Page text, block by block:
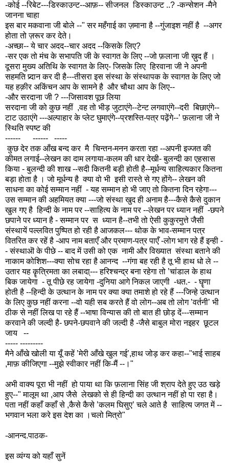
-कोई --रिबेट---डिस्काउन्ट--आफ़-- सीजनल डिस्काउन्ट ..? -कन्सेशन -मैने
जानना चाहा
इस बार मकवाना जी बोले --" सर महँगाई का ज़माना है --गुंजाइश नहीं है --अगर
होता तो ज़रूर कर देते।
-अच्छा-- ये चार अदद--चार अदद --किसके लिए?
-सर एक तो मंच के सभापति जी के स्वागत के लिए --जो फ़लाना जी ख़ुद हैं ।
दूसरा मुख्य अतिथि के स्वागत के लिए- जिसके लिए हिरवाना जी ने अपनी
सहमति प्र्दान कर दी है---तीसरा इस संस्था के संस्थापक के स्वागत के लिए जो
यह हक़ीर अकिंचन आप के सामने है और चौथा आप के लिए--
-और सरदाना जी ? ---जिसावश पूछ लिया
सरदाना जी को कुछ नहीं ,वह तो भीड़ जुटाएंगे--टेन्ट लगवाएंगे--दरी बिछाएंगे--
टाट उठाएंगे ---अल्पाहार के प्लेट घुमाएंगे--प्रशस्ति-पत्र पढ़ेंगे--’ फ़लाना जी ने
स्थिति स्पष्ट की
------
------
-----
कुछ देर तक आँख बन्द कर मै चिन्तन-मनन करता रहा --अपनी इज्जत की
कीमत लगाई--लेखन का दाम लगाया-कलम की धार देखी- बुलन्दी का एहसास
किया - बुलन्दी की शाख --सदी कितनी बड़ी होती है--मूर्धन्य साहित्यकार कितना
बड़ा होता है । जो मूर्धन्य है क्या वो भी इसी रास्ते से गए होंगे-- लेखन की
साधना का कोई सम्मान नहीं - यह सम्मान हो भी जाए तो कितना दिन रहेगा---
उस सम्मान की अहमियत क्या ---जो संस्था खुद ही अनाम है---कैसे कैसे दुकान
खुल गए है हिन्दी के नाम पर --साहित्य के नाम पर --लेखन पर ध्यान नहीं -छपने
छपाने पर ध्यान है - सम्मान पर स ध्यान है--तभी तो ऐसी कुकुरमुत्ते जैसी
संस्थायें पल्लवित पुष्पित हो रही है आजकल--- थोक के भाव-सम्मान पत्र
वितरित कर रहें है -आप नाम बताएँ और प्रमाण-पत्र पाएँ -लोग भाग रहे हैं इन्ही -
- संस्थाऒ के पीछे -- बाद में उसी को एक नामी और विख्यात संस्था बताने की
नाकाम कोशिश---क्या सोच रहा है आनन्द --गंगा बह रही है तू भी हाथ धो ले --
उतार यह कॄत्रिमता का लबादा्--- हरिश्चन्द्र बना रहेगा तो ’चांडाल के हाथ
बिक जायेगा - तू पीछे रह जायेगा -दुनिया आगे निकल जाएगी -धत.- - घॄणा
होती है --हिन्दी के उत्थान के नाम पर क्या क्या तमाशे हो रहे हैं ---जिन्हे उत्थान
के लिए कुछ नहीं करना --वो यही सब करते हैं वो लोग--अब तो लोग ’वर्तनी’ भी
ठीक से नहीं लिख पा रहे हैं --भाषा विन्यास की तो बात ही छोड़ दें---सम्मान
करवाने की जल्दी है- छपने-छपवाने की जल्दी है -जैसे बाबुल मोरा नइहर छूटल
जाय --
----- ---------
मैने आँखे खोली या यूँ कहें ’मेरी आँखे खुल गई’,हाथ जोड़ कर कहा--"भाई साहब
,माफ़ कीजिएगा --मुझे स्वीकार नहीं कि-मैं --।"
अभी वाक्य पूरा भी नहीं हो पाया था कि फ़लाना सिंह जी श्राप देते हुए उठ खड़े
हुए--" मालूम था ,आप जैसे लेखको से ही हिन्दी का उत्थान नहीं हो पा रहा है।
पता नहीं कहाँ कहाँ से ,कैसे कैसे ’कलम घिसुए’ चले आते है साहित्य जगत में --
भगवान भला करे इस देश का ।चलो मित्रो"
-आनन्द.पाठक-
इस व्यंग्य को यहाँ सुनें